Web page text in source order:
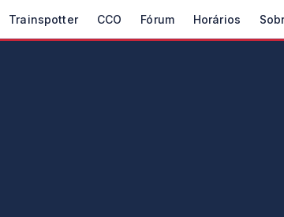
Trainspotter CCO Fórum Horários